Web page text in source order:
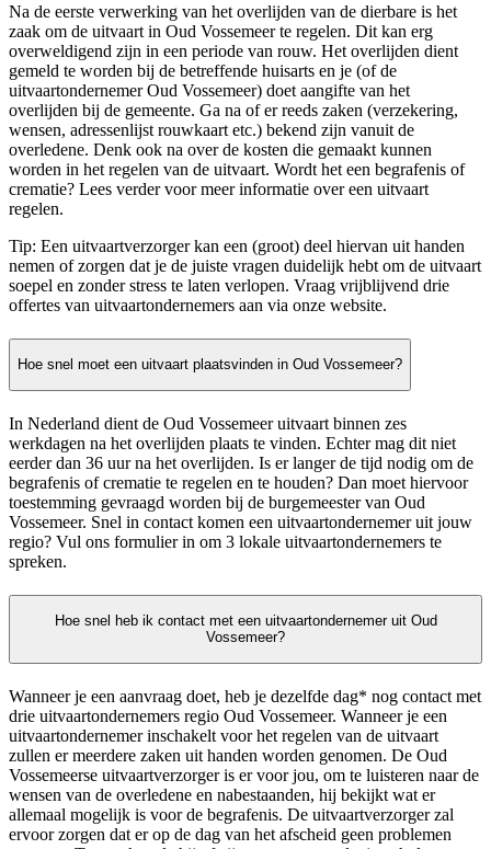
Na de eerste verwerking van het overlijden van de dierbare is het
zaak om de uitvaart in Oud Vossemeer te regelen. Dit kan erg
overweldigend zijn in een periode van rouw. Het overlijden dient
gemeld te worden bij de betreffende huisarts en je (of de
uitvaartondernemer Oud Vossemeer) doet aangifte van het
overlijden bij de gemeente. Ga na of er reeds zaken (verzekering,
wensen, adressenlijst rouwkaart etc.) bekend zijn vanuit de
overledene. Denk ook na over de kosten die gemaakt kunnen
worden in het regelen van de uitvaart. Wordt het een begrafenis of
crematie? Lees verder voor meer informatie over een uitvaart
regelen.
Tip: Een uitvaartverzorger kan een (groot) deel hiervan uit handen
nemen of zorgen dat je de juiste vragen duidelijk hebt om de uitvaart
soepel en zonder stress te laten verlopen. Vraag vrijblijvend drie
offertes van uitvaartondernemers aan via onze website.
Hoe snel moet een uitvaart plaatsvinden in Oud Vossemeer?
In Nederland dient de Oud Vossemeer uitvaart binnen zes
werkdagen na het overlijden plaats te vinden. Echter mag dit niet
eerder dan 36 uur na het overlijden. Is er langer de tijd nodig om de
begrafenis of crematie te regelen en te houden? Dan moet hiervoor
toestemming gevraagd worden bij de burgemeester van Oud
Vossemeer. Snel in contact komen een uitvaartondernemer uit jouw
regio? Vul ons formulier in om 3 lokale uitvaartondernemers te
spreken.
Hoe snel heb ik contact met een uitvaartondernemer uit Oud
Vossemeer?
Wanneer je een aanvraag doet, heb je dezelfde dag* nog contact met
drie uitvaartondernemers regio Oud Vossemeer. Wanneer je een
uitvaartondernemer inschakelt voor het regelen van de uitvaart
zullen er meerdere zaken uit handen worden genomen. De Oud
Vossemeerse uitvaartverzorger is er voor jou, om te luisteren naar de
wensen van de overledene en nabestaanden, hij bekijkt wat er
allemaal mogelijk is voor de begrafenis. De uitvaartverzorger zal
ervoor zorgen dat er op de dag van het afscheid geen problemen